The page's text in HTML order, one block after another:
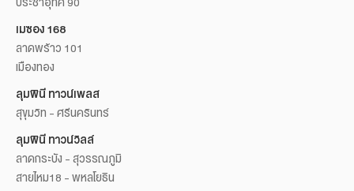
เมซอง 168
ลาดพร้าว 101
เมืองทอง
ลุมพินี ทาวน์เพลส
สุขุมวิท - ศรีนครินทร์
ลุมพินี ทาวน์วิลล์
ลาดกระบัง - สุวรรณภูมิ
สายไหม18 - พหลโยธิน